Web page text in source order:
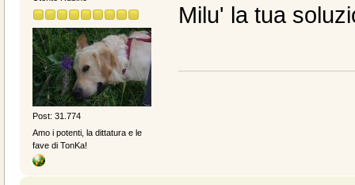
Post: 31.774
Amo i potenti, la dittatura e le
fave di TonKa!
Milu' la tua